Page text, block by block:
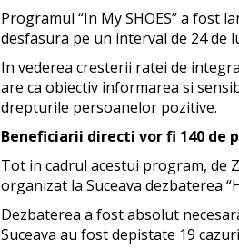
Programul “In My SHOES” a fost
desfasura pe un interval de 24 de
In vederea cresterii ratei de
are ca obiectiv informarea si
drepturile persoanelor pozitive.
Beneficiarii directi vor fi 140 de
Tot in cadrul acestui program, de
organizat la Suceava dezbaterea
Dezbaterea a fost absolut
Suceava au fost depistate 19